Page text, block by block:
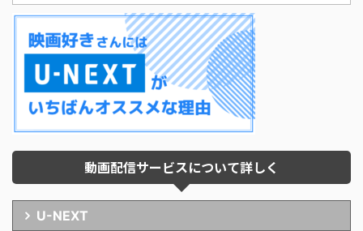
動画配信サービスについて詳しく
U-NEXT